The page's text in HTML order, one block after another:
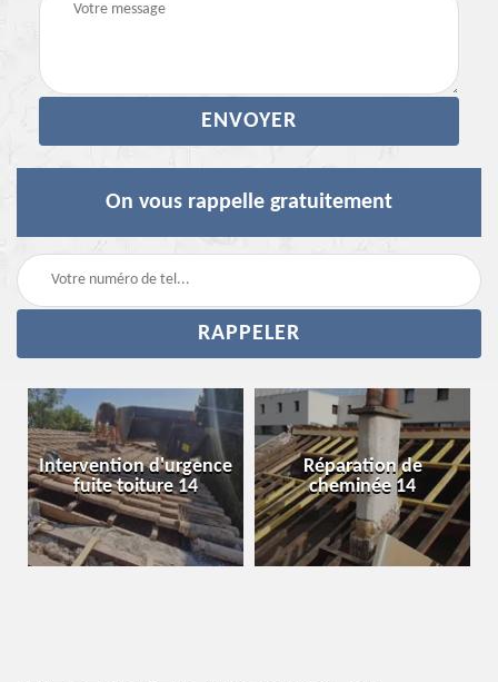
On vous rappelle gratuitement
Intervention d'urgence
fuite toiture 14
Réparation de
cheminée 14